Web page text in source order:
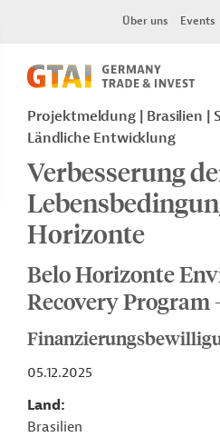
Über uns Events
Projektmeldung Brasilien
Ländliche Entwicklung
Verbesserung
Horizonte
Belo Horizonte
Recovery Program
05.12.2025
Land
Brasilien